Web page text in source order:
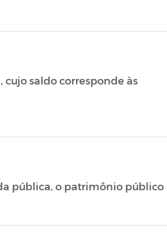
cujo saldo corresponde às
pública, o patrimônio público